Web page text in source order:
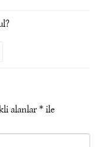
alanlar*ile